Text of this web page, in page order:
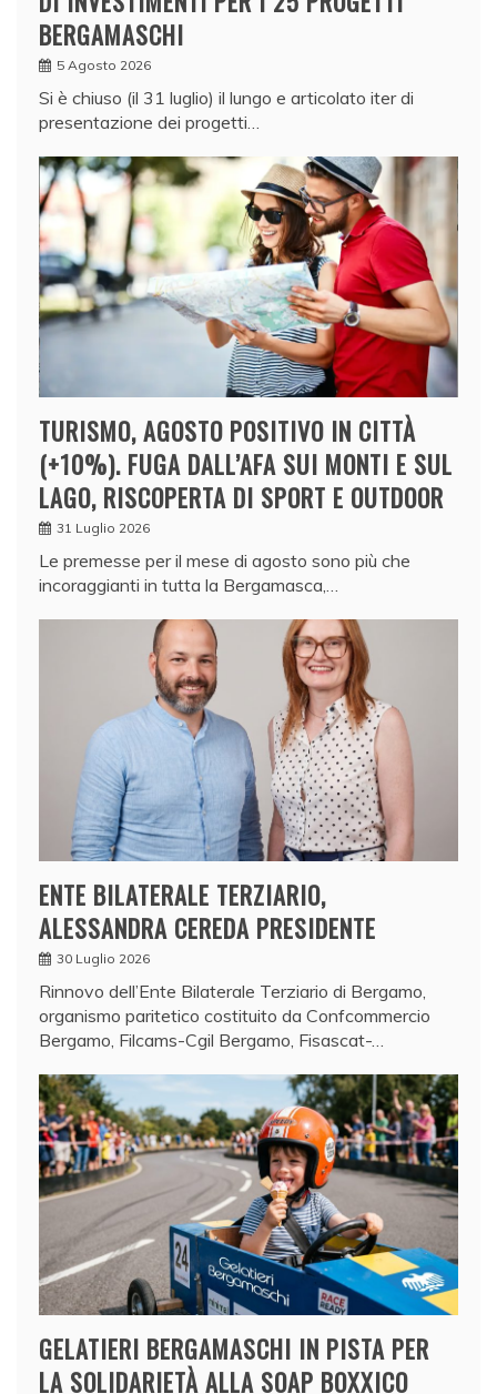
BERGAMASCHI
5 Agosto 2026
Si è chiuso (il 31 luglio) il lungo e articolato iter di
presentazione dei progetti…
TURISMO, AGOSTO POSITIVO IN CITTÀ
(+10%). FUGA DALL’AFA SUI MONTI E SUL
LAGO, RISCOPERTA DI SPORT E OUTDOOR
31 Luglio 2026
Le premesse per il mese di agosto sono più che
incoraggianti in tutta la Bergamasca,…
ENTE BILATERALE TERZIARIO,
ALESSANDRA CEREDA PRESIDENTE
30 Luglio 2026
Rinnovo dell’Ente Bilaterale Terziario di Bergamo,
organismo paritetico costituito da Confcommercio
Bergamo, Filcams-Cgil Bergamo, Fisascat-…
GELATIERI BERGAMASCHI IN PISTA PER
LA SOLIDARIETÀ ALLA SOAP BOXXICO